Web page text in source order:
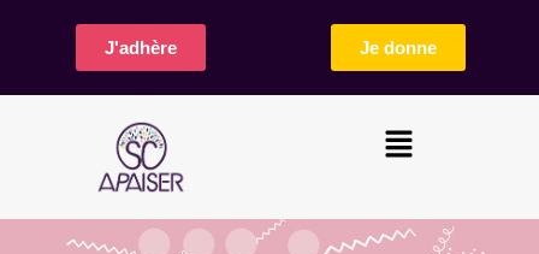
J'adhère Je donne